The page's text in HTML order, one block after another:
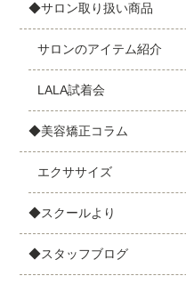
◆サロン取り扱い商品
サロンのアイテム紹介
LALA試着会
◆美容矯正コラム
エクササイズ
◆スクールより
◆スタッフブログ